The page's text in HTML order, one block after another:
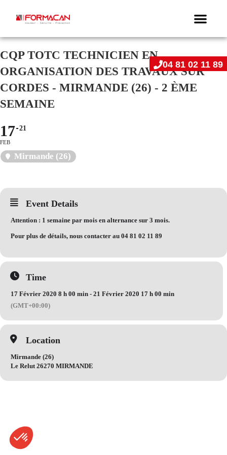
04 81 02 11 89
CQP TOTC TECHNICIEN EN
ORGANISATION DES TRAVAUX SUR
CORDES - MIRMANDE (26) - 2 ÈME
SEMAINE
17
FEB
21
Mirmande (26)
Event Details
Attention : 1 semaine par mois en alternance sur 3 mois.
Pour plus de détails, nous contacter au 04 81 02 11 89
Time
17 Février 2020 8 h 00 min - 21 Février 2020 17 h 00 min
(GMT+00:00)
Location
Mirmande (26)
Le Relut 26270 MIRMANDE